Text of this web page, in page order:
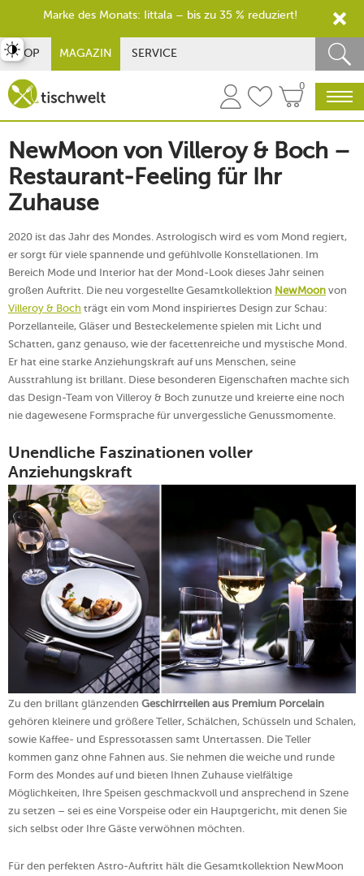
SHOP MAGAZIN SERVICE
0
NewMoon von Villeroy & Boch –
Restaurant-Feeling für Ihr
Zuhause
2020 ist das Jahr des Mondes. Astrologisch wird es vom Mond regiert,
er sorgt für viele spannende und gefühlvolle Konstellationen. Im
Bereich Mode und Interior hat der Mond-Look dieses Jahr seinen
großen Auftritt. Die neu vorgestellte Gesamtkollektion NewMoon von
Villeroy & Boch trägt ein vom Mond inspiriertes Design zur Schau:
Porzellanteile, Gläser und Besteckelemente spielen mit Licht und
Schatten, ganz genauso, wie der facettenreiche und mystische Mond.
Er hat eine starke Anziehungskraft auf uns Menschen, seine
Ausstrahlung ist brillant. Diese besonderen Eigenschaften machte sich
das Design-Team von Villeroy & Boch zunutze und kreierte eine noch
nie dagewesene Formsprache für unvergessliche Genussmomente.
Unendliche Faszinationen voller
Anziehungskraft
Zu den brillant glänzenden Geschirrteilen aus Premium Porcelain
gehören kleinere und größere Teller, Schälchen, Schüsseln und Schalen,
sowie Kaffee- und Espressotassen samt Untertassen. Die Teller
kommen ganz ohne Fahnen aus. Sie nehmen die weiche und runde
Form des Mondes auf und bieten Ihnen Zuhause vielfältige
Möglichkeiten, Ihre Speisen geschmackvoll und ansprechend in Szene
zu setzen – sei es eine Vorspeise oder ein Hauptgericht, mit denen Sie
sich selbst oder Ihre Gäste verwöhnen möchten.
Für den perfekten Astro-Auftritt hält die Gesamtkollektion NewMoon
umschalten
Marke des Monats: Iittala – bis zu 35 % reduziert!